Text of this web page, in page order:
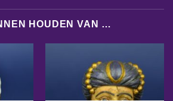
HOUDEN VAN …